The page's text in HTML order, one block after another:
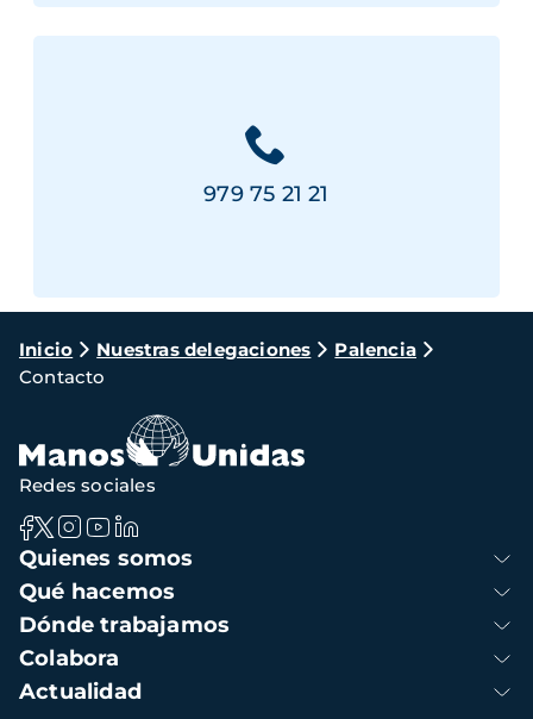
979 75 21 21
Ruta
de
navegación
Inicio Nuestras delegaciones
Palencia
Contacto
Navegación
principal
Quienes somos
Qué hacemos
Dónde trabajamos
Colabora
Actualidad
Redes sociales